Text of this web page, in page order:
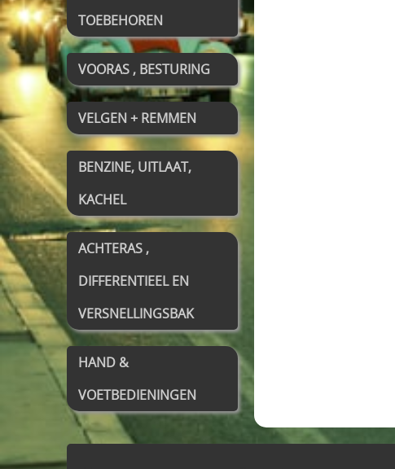
TOEBEHOREN
VOORAS , BESTURING
VELGEN + REMMEN
BENZINE, UITLAAT,
KACHEL
ACHTERAS ,
DIFFERENTIEEL EN
VERSNELLINGSBAK
HAND &
VOETBEDIENINGEN